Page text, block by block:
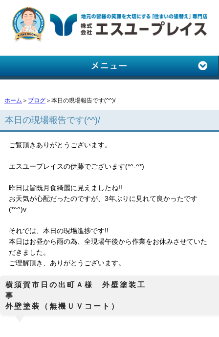
ホーム ＞ ブログ＞本日の現場報告です(^^)/
本日の現場報告です(^^)/
ご覧頂きありがとうございます。
エスユープレイスの伊藤でございます(*^-^*)
昨日は皆既月食綺麗に見えましたね!!
お天気が心配だったのですが、3年ぶりに見れて良かったです
(*^^)v
それでは、本日の現場進捗です!!
本日はお昼から雨の為、全現場午後から作業をお休みさせていた
だきました。
ご理解頂き、ありがとうございます。
横須賀市日の出町Ａ様 外壁塗装工
外壁塗装（無機ＵＶコート）